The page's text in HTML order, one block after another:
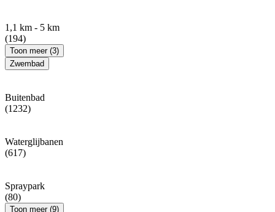
1,1 km - 5 km
(194)
Toon meer (3)
Zwembad
Buitenbad
(1232)
Waterglijbanen
(617)
Spraypark
(80)
Toon meer (9)